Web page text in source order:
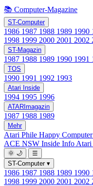
📚 Computer-Magazine
ST-Computer
1986 1987 1988 1989 1990
1998 1999 2000 2001 2002
ST-Magazin
1987 1988 1989 1990 1991
TOS
1990 1991 1992 1993
Atari Inside
1994 1995 1996
ATARImagazin
1987 1988 1989
Mehr
Atari Phile Happy Computer
ACE NSW Inside Info Atari
🌞 🌙
☰
ST-Computer ▾
1986 1987 1988 1989 1990
1998 1999 2000 2001 2002